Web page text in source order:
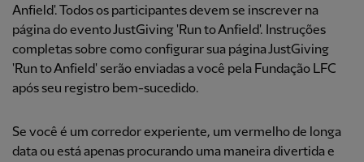
Anfield'. Todos os participantes devem se inscrever na
página do evento JustGiving 'Run to Anfield'. Instruções
completas sobre como configurar sua página JustGiving
'Run to Anfield' serão enviadas a você pela Fundação LFC
após seu registro bem-sucedido.
Se você é um corredor experiente, um vermelho de longa
data ou está apenas procurando uma maneira divertida e